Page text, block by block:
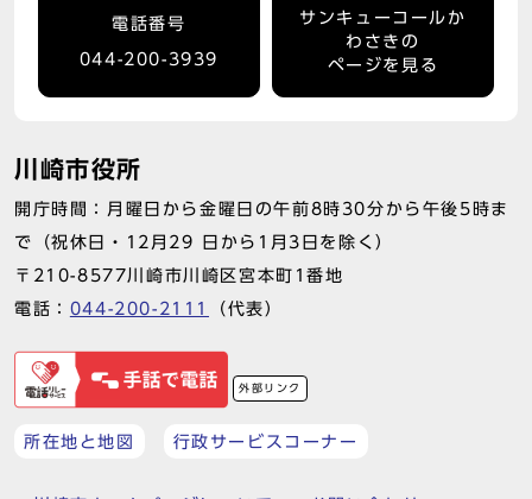
電話番号
044-200-3939
サンキューコールか
わさきの
ページを見る
川崎市役所
開庁時間：月曜日から金曜日の午前8時30分から午後5時ま
で（祝休日・12月29 日から1月3日を除く）
〒210-8577川崎市川崎区宮本町1番地
電話： 044-200-2111 （代表）
外部リンク
所在地と地図 行政サービスコーナー